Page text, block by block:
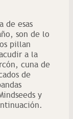
de esas
son de lo
pillan
a la
cuna de
de
y